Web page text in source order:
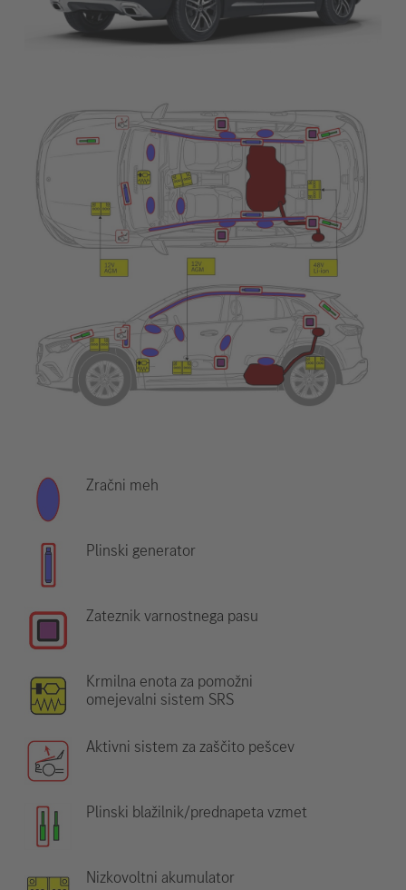
Zračni meh
Plinski generator
Zateznik varnostnega pasu
Krmilna enota za pomožni
omejevalni sistem SRS
Aktivni sistem za zaščito pešcev
Plinski blažilnik/prednapeta vzmet
Nizkovoltni akumulator